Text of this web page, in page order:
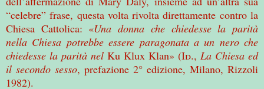
“celebre” frase, questa volta rivolta direttamente contro la
Chiesa Cattolica: «Una donna che chiedesse la parità
nella Chiesa potrebbe essere paragonata a un nero che
chiedesse la parità nel Ku Klux Klan» (Id., La Chiesa ed
il secondo sesso, prefazione 2° edizione, Milano, Rizzoli
1982).